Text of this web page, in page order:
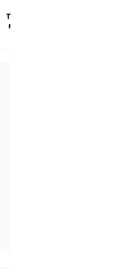
THY bilançosu
ne söylüyor?